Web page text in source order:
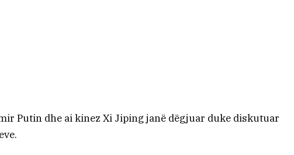
Putin dhe ai kinez Xi Jiping janë dëgjuar duke diskutuar